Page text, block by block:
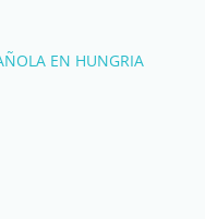
EN HUNGRIA